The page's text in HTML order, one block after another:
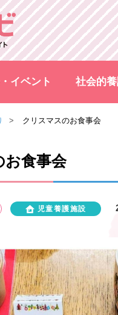
イベント 社会的
クリスマスのお食事会
お食事会
児童養護施設